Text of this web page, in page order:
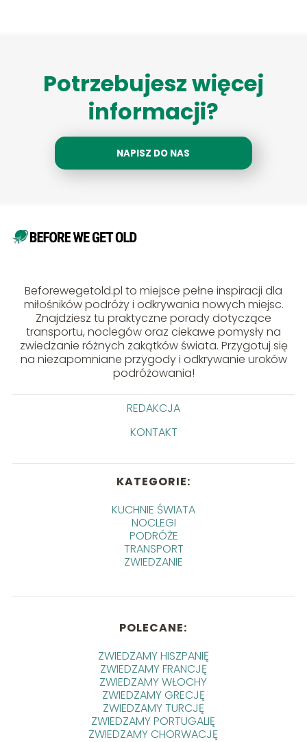
Potrzebujesz więcej
informacji?
NAPISZ DO NAS
Beforewegetold.pl to miejsce pełne inspiracji dla
miłośników podróży i odkrywania nowych miejsc.
Znajdziesz tu praktyczne porady dotyczące
transportu, noclegów oraz ciekawe pomysły na
zwiedzanie różnych zakątków świata. Przygotuj się
na niezapomniane przygody i odkrywanie uroków
podróżowania!
REDAKCJA
KONTAKT
KATEGORIE:
KUCHNIE ŚWIATA
NOCLEGI
PODRÓŻE
TRANSPORT
ZWIEDZANIE
POLECANE:
ZWIEDZAMY HISZPANIĘ
ZWIEDZAMY FRANCJĘ
ZWIEDZAMY WŁOCHY
ZWIEDZAMY GRECJĘ
ZWIEDZAMY TURCJĘ
ZWIEDZAMY PORTUGALIĘ
ZWIEDZAMY CHORWACJĘ